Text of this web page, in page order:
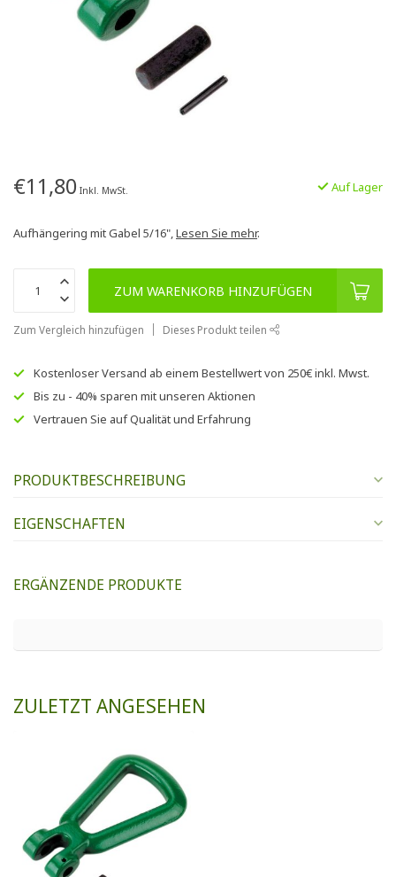
€11,80 Inkl. MwSt. Auf Lager
Aufhängering mit Gabel 5/16",Lesen Sie mehr.
ZUM WARENKORB HINZUFÜGEN
Zum Vergleich hinzufügen Dieses Produkt teilen
Kostenloser Versand ab einem Bestellwert von 250€inkl. Mwst.
Bis zu - 40% sparen mit unseren Aktionen
Vertrauen Sie aufQualität und Erfahrung
PRODUKTBESCHREIBUNG
EIGENSCHAFTEN
ERGÄNZENDE PRODUKTE
ZULETZT ANGESEHEN